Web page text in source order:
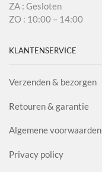
ZA : Gesloten
ZO : 10:00 – 14:00
KLANTENSERVICE
Verzenden & bezorgen
Retouren & garantie
Algemene voorwaarden
Privacy policy